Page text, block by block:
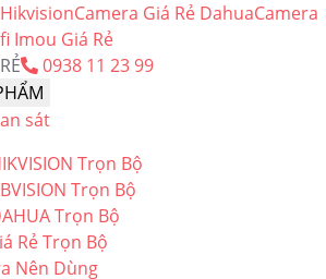
Camera Giá Rẻ DahuaCamera
Imou Giá Rẻ
0938 11 23 99
sát
Trọn Bộ
Trọn Bộ
Trọn Bộ
Rẻ Trọn Bộ
Nên Dùng